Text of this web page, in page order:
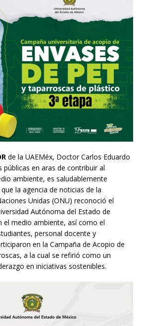
de la UAEMéx, Doctor Carlos Eduardo
públicas en aras de contribuir al
ambiente, es saludablemente
la agencia de noticias de la
Unidas (ONU) reconoció el
Autónoma del Estado de
el medio ambiente, así como el
personal docente y
en la Campaña de Acopio de
a la cual se refirió como un
en iniciativas sostenibles.